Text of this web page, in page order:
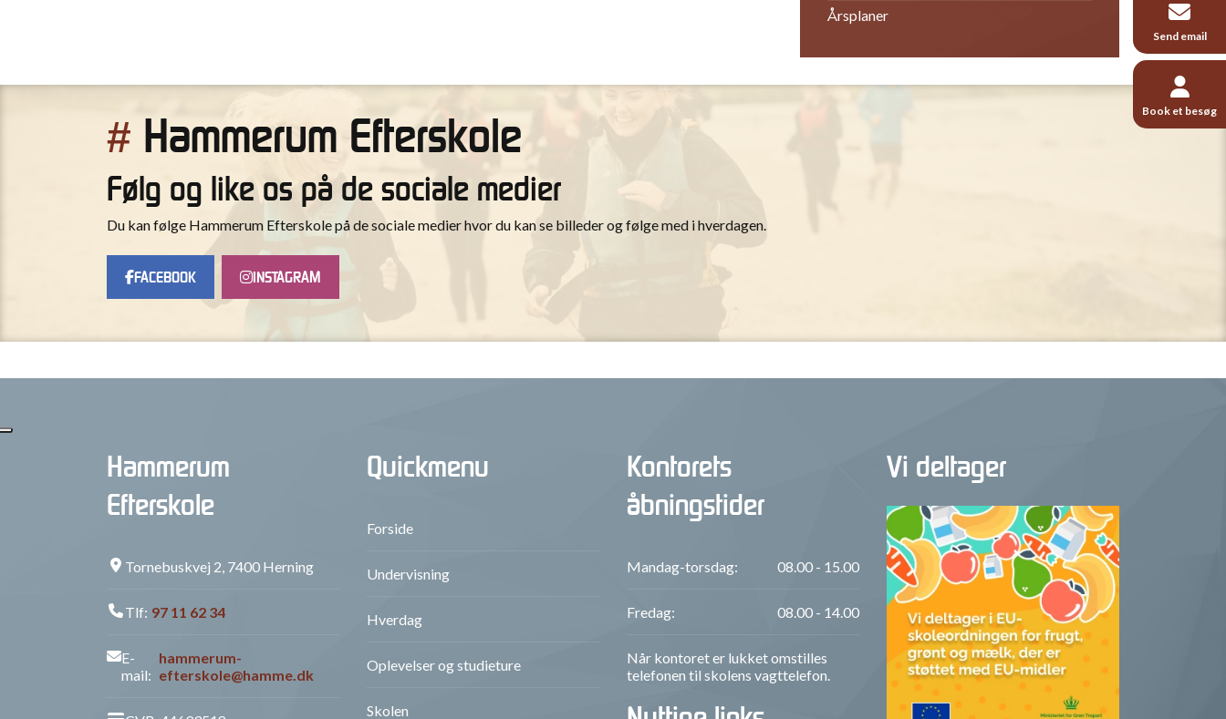
Årsplaner
# Hammerum Efterskole
Følg og like os på de sociale medier
Du kan følge Hammerum Efterskole på de sociale medier hvor du kan se billeder og følge med i hverdagen.
FACEBOOK INSTAGRAM
Hammerum
Efterskole
Tornebuskvej 2, 7400 Herning
Tlf: 97 11 62 34
E-
mail:
hammerum-
efterskole@hamme.dk
Quickmenu
Forside
Undervisning
Hverdag
Oplevelser og studieture
Skolen
Kontorets
åbningstider
Mandag-torsdag: 08.00 - 15.00
Fredag: 08.00 - 14.00
Når kontoret er lukket omstilles
telefonen til skolens vagttelefon.
Vi deltager
Send email
Book et besøg